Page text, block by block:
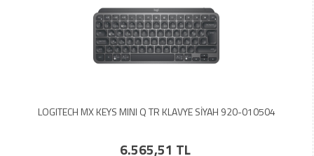
LOGITECH MX KEYS MINI Q TR KLAVYE SİYAH 920-010504
6.565,51 TL